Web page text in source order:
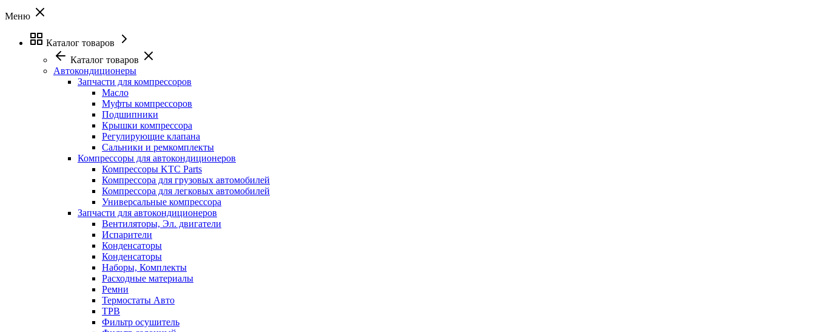
Меню
Каталог товаров
Каталог товаров
Автокондиционеры
Запчасти для компрессоров
Масло
Муфты компрессоров
Подшипники
Крышки компрессора
Регулирующие клапана
Сальники и ремкомплекты
Компрессоры для автокондиционеров
Компрессоры KTC Parts
Компрессора для грузовых автомобилей
Компрессора для легковых автомобилей
Универсальные компрессора
Запчасти для автокондиционеров
Вентиляторы, Эл. двигатели
Испарители
Конденсаторы
Конденсаторы
Наборы, Комплекты
Расходные материалы
Ремни
Термостаты Авто
ТРВ
Фильтр осушитель